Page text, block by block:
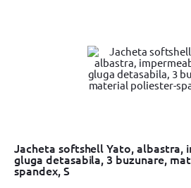
Jacheta softshell Yato, albastra,
gluga detasabila, 3 buzunare,
spandex, S